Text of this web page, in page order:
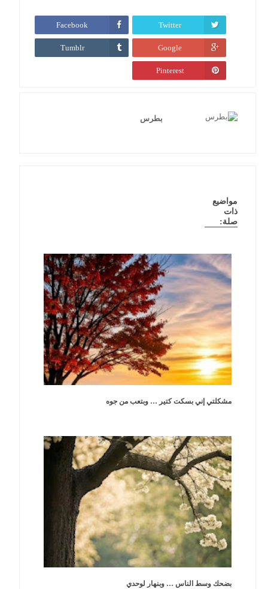
Twitter
Facebook
Google
Tumblr
Pinterest
بطرس
مواضيع
ذات
صلة:
مشكلتي إني بسكت كتير … وبتعب من جوه
بضحك وسط الناس … وبنهار لوحدي